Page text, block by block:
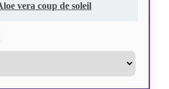
vera coup de soleil